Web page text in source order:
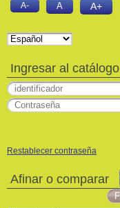
A- A A+
Ingresar al catálogo
Restablecer contraseña
Afinar o comparar